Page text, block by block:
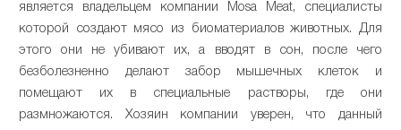
является владельцем компании Mosa Meat, специалисты
которой создают мясо из биоматериалов животных. Для
этого они не убивают их, а вводят в сон, после чего
безболезненно делают забор мышечных клеток и
помещают их в специальные растворы, где они
размножаются. Хозяин компании уверен, что данный